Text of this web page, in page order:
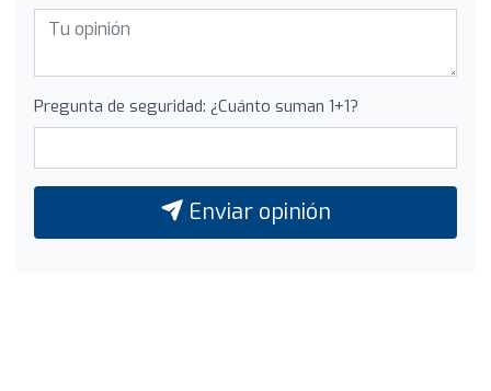
Pregunta de seguridad: ¿Cuánto suman 1+1?
Enviar opinión